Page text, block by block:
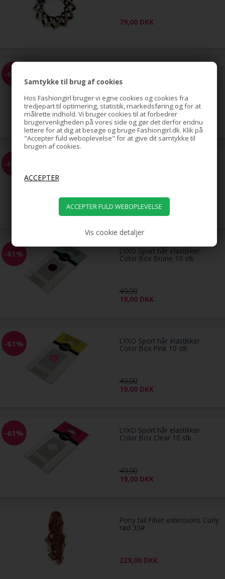
Samtykke til brug af cookies
Hos Fashiongirl bruger vi egne cookies og cookies fra
tredjepart til optimering, statistik, markedsføring og for at
målrette indhold. Vi bruger cookies til at forbedrer
brugervenligheden på vores side og gør det derfor endnu
lettere for at dig at besøge og bruge Fashiongirl.dk. Klik på
"Accepter fuld weboplevelse" for at give dit samtykke til
brugen af cookies.
Vis cookie detaljer
79,00 DKK
-68% Sort
59,00
19,00DKK
-68%
19,00DKK
-61% LYXO Sport hår elastikker
Color Box Brune 10 stk
49,00
19,00 DKK
-61% LYXO Sport hår elastikker
Color Box Pink 10 stk
49,00
19,00 DKK
-61% LYXO Sport hår elastikker
Color Box Clear 10 stk
49,00
19,00 DKK
Pony tail Fiber extensions Curly
rød 33#
229,00 DKK